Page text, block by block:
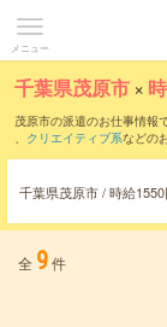
メニュー
千葉県茂原市 ×
茂原市の派遣のお仕事情報で
、 クリエイティブ系などの
千葉県茂原市 / 時給
全 9件